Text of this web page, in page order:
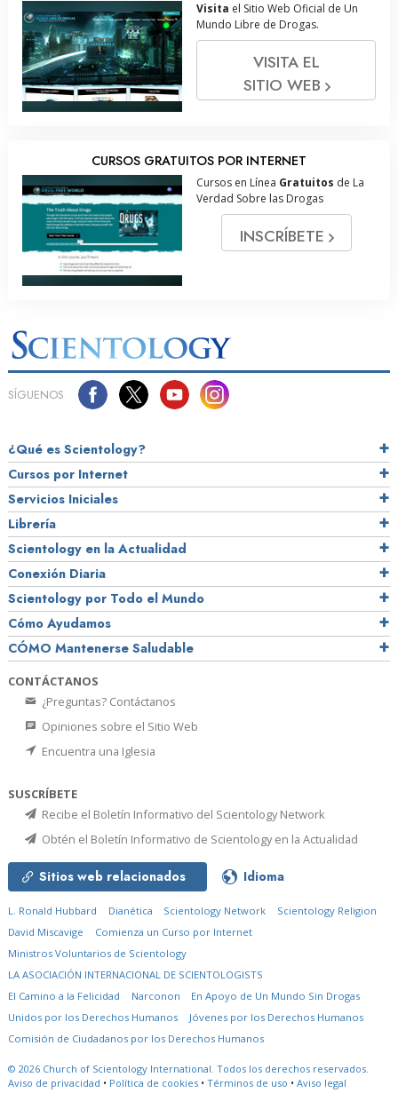
Visita el Sitio Web Oficial de Un
Mundo Libre de Drogas.
VISITA EL
SITIO WEB
CURSOS GRATUITOS POR INTERNET
Cursos en Línea Gratuitos de La
Verdad Sobre las Drogas
INSCRÍBETE
SÍGUENOS
¿Qué es Scientology?
Cursos por Internet
Servicios Iniciales
Librería
Scientology en la Actualidad
Conexión Diaria
Scientology por Todo el Mundo
Cómo Ayudamos
CÓMO Mantenerse Saludable
CONTÁCTANOS
¿Preguntas? Contáctanos
Opiniones sobre el Sitio Web
Encuentra una Iglesia
SUSCRÍBETE
Recibe el Boletín Informativo del Scientology Network
Obtén el Boletín Informativo de Scientology en la Actualidad
Sitios web relacionados Idioma
L. Ronald Hubbard Dianética Scientology Network
Scientology Religion
David Miscavige
Comienza un Curso por Internet
Ministros Voluntarios de Scientology
LA ASOCIACIÓN INTERNACIONAL DE SCIENTOLOGISTS
El Camino a la Felicidad
Narconon
En Apoyo de Un Mundo Sin Drogas
Unidos por los Derechos Humanos
Jóvenes por los Derechos Humanos
Comisión de Ciudadanos por los Derechos Humanos
© 2026 Church of Scientology International. Todos los derechos reservados.
Aviso de privacidad • Política de cookies • Términos de uso • Aviso legal